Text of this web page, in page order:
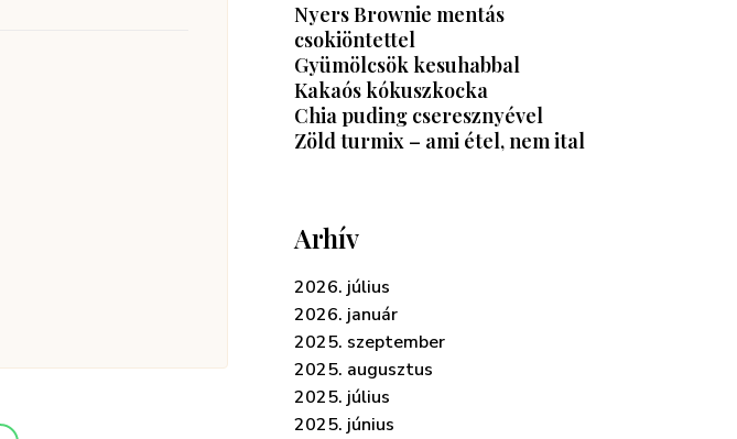
Nyers Brownie mentás
csokiöntettel
Gyümölcsök kesuhabbal
Kakaós kókuszkocka
Chia puding cseresznyével
Zöld turmix – ami étel, nem ital
Arhív
2026. július
2026. január
2025. szeptember
2025. augusztus
2025. július
2025. június